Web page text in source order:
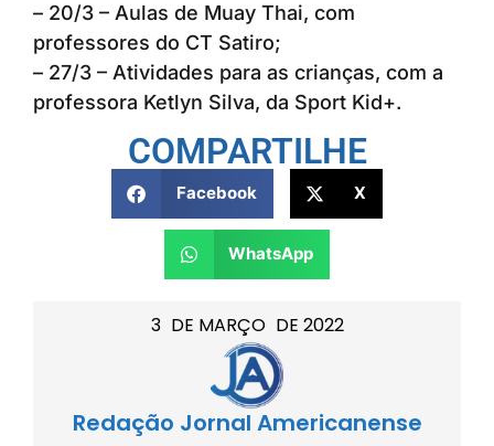
3 DE MARÇO DE 2022
Redação Jornal Americanense
– 20/3 – Aulas de Muay Thai, com
professores do CT Satiro;
– 27/3 – Atividades para as crianças, com a
professora Ketlyn Silva, da Sport Kid+.
COMPARTILHE
Facebook X
WhatsApp